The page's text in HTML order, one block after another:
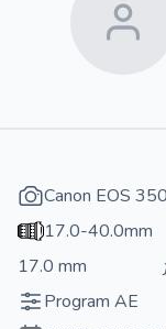
Canon EOS
17.0-40.0mm
17.0 mm
Program AE